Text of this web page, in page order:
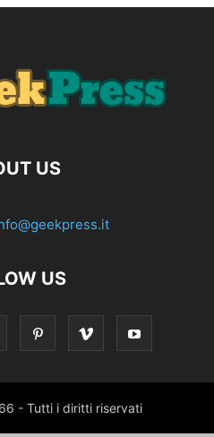
US
US
- Tutti i diritti riservati